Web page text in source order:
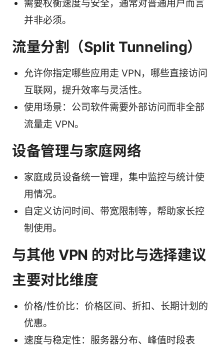
需要权衡速度与安全，通常对普通用户而言
并非必须。
流量分割（Split Tunneling）
允许你指定哪些应用走 VPN，哪些直接访问
互联网，提升效率与灵活性。
使用场景：公司软件需要外部访问而非全部
流量走 VPN。
设备管理与家庭网络
家庭成员设备统一管理，集中监控与统计使
用情况。
自定义访问时间、带宽限制等，帮助家长控
制使用。
与其他 VPN 的对比与选择建议
主要对比维度
价格/性价比：价格区间、折扣、长期计划的
优惠。
速度与稳定性：服务器分布、峰值时段表